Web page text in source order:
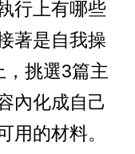
行上有哪些
著是自我操
挑選3篇主
內化成自己
用的材料。